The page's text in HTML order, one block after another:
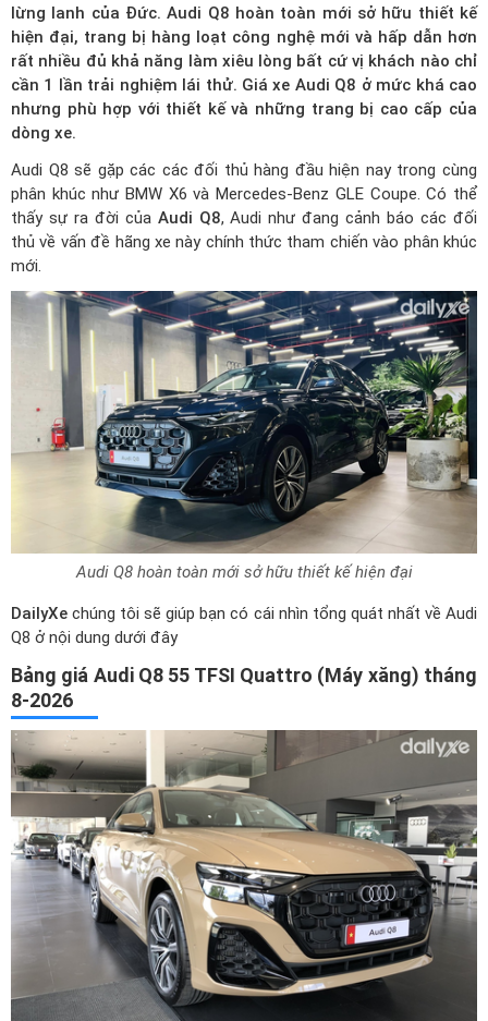
lừng lanh của Đức.Audi Q8 hoàn toàn mới sở hữu thiết kế
hiện đại, trang bị hàng loạt công nghệ mới và hấp dẫn hơn
rất nhiều đủ khả năng làm xiêu lòng bất cứ vị khách nào chỉ
cần 1 lần trải nghiệm lái thử. Giá xe Audi Q8 ở mức khá cao
nhưng phù hợp với thiết kế và những trang bị cao cấp của
dòng xe.
Audi Q8 sẽ gặp các các đối thủ hàng đầu hiện nay trong cùng
phân khúc như BMW X6 và Mercedes-Benz GLE Coupe. Có thể
thấy sự ra đời của Audi Q8, Audi như đang cảnh báo các đối
thủ về vấn đề hãng xe này chính thức tham chiến vào phân khúc
mới.
Audi Q8 hoàn toàn mới sở hữu thiết kế hiện đại
DailyXe chúng tôi sẽ giúp bạn có cái nhìn tổng quát nhất về Audi
Q8 ở nội dung dưới đây
Bảng giá Audi Q8 55 TFSI Quattro (Máy xăng) tháng
8-2026